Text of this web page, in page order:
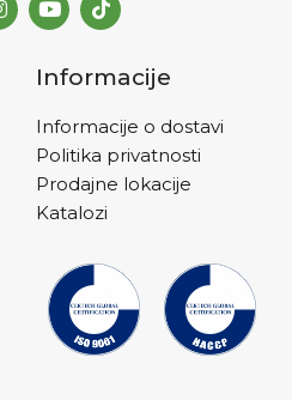
Informacije
Informacije o dostavi
Politika privatnosti
Prodajne lokacije
Katalozi